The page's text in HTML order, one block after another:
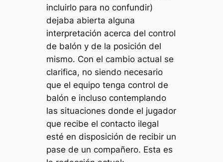
incluirlo para no confundir)
dejaba abierta alguna
interpretación acerca del control
de balón y de la posición del
mismo. Con el cambio actual se
clarifica, no siendo necesario
que el equipo tenga control de
balón e incluso contemplando
las situaciones donde el jugador
que recibe el contacto ilegal
esté en disposición de recibir un
pase de un compañero. Esta es